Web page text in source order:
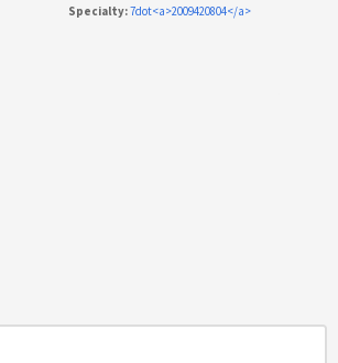
Specialty:7dot<a>2009420804</a>